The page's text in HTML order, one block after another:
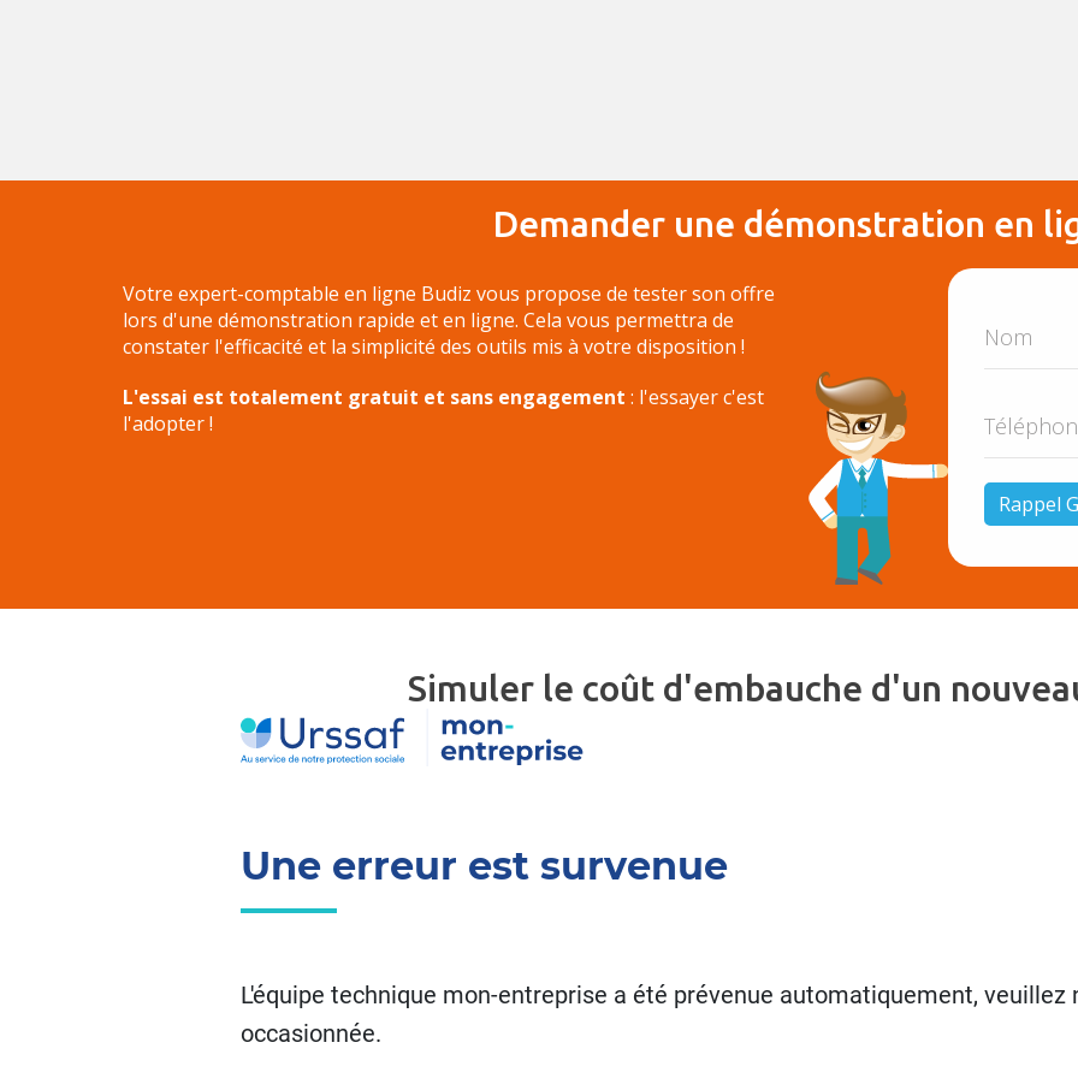
Demander une démonstration en
Votre expert-comptable en ligne Budiz vous propose de tester son offre
lors d'une démonstration rapide et en ligne. Cela vous permettra de
constater l'efficacité et la simplicité des outils mis à votre disposition !
L'essai est totalement gratuit et sans engagement : l'essayer c'est
l'adopter !
Simuler le coût d'embauche d'un